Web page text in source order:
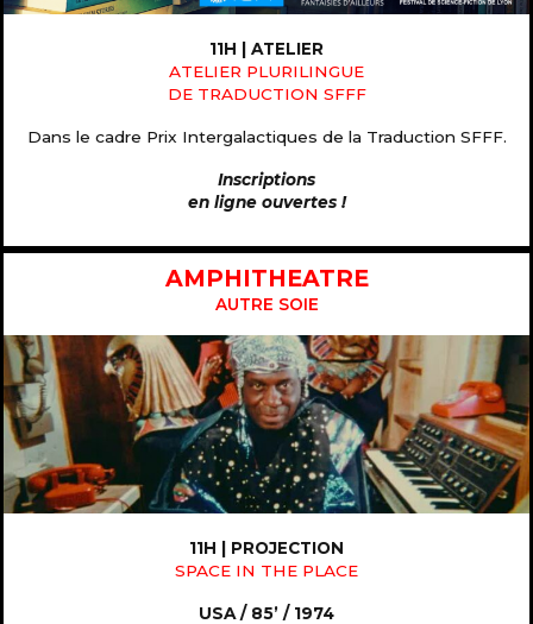
11H | ATELIER
ATELIER PLURILINGUE
DE TRADUCTION SFFF
Dans le cadre Prix Intergalactiques de la Traduction SFFF.
Inscriptions
en ligne ouvertes !
AMPHITHEATRE
AUTRE SOIE
11H | PROJECTION
SPACE IN THE PLACE
USA / 85’ / 1974